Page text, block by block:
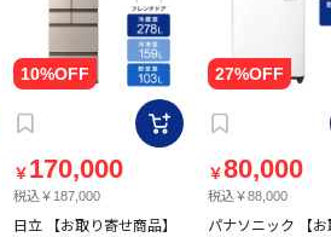
￥ 170,000
税込￥187,000
日立 【お取り寄せ商品】
￥80,000
税込￥88,000
パナソニック 【お